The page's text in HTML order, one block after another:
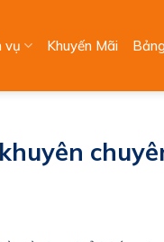
vụ Khuyến Mãi